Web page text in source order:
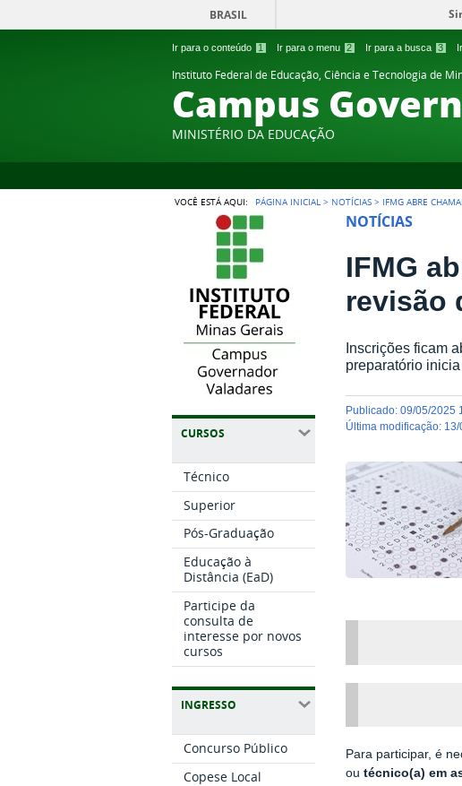
Ir para o conteúdo 1 Ir para o menu 2 Ir para a busca 3
BRASIL
Instituto Federal de Educação, Ciência e Tecnologia de
Campus
MINISTÉRIO DA EDUCAÇÃO
VOCÊ ESTÁ AQUI: PÁGINA INICIAL > NOTÍCIAS > IFMG ABRE
CURSOS
Técnico
Superior
Pós-Graduação
Educação à
Distância (EaD)
Participe da
consulta de
interesse por novos
cursos
INGRESSO
Concurso Público
Copese Local
NOTÍCIAS
IFMG
revisão
Inscrições ficam
preparatório
publicado:09/05/2025
última modificação: 13/
Para participar, é
outécnico(a) em